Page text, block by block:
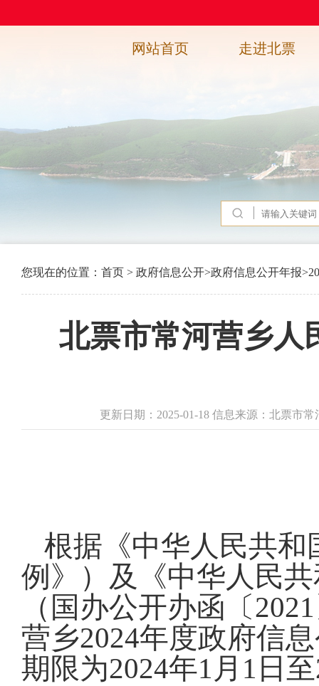
网站首页 走进北票
您现在的位置： 首页 > 政府信息公开>政府信息公开年报>
北票市常河营乡人
更新日期：2025-01-18 信息来源：北票市
根据《中华人民共
例》）及《中华人民
（国办公开办函〔
营乡2024年度政府信
期限为2024年1月1日